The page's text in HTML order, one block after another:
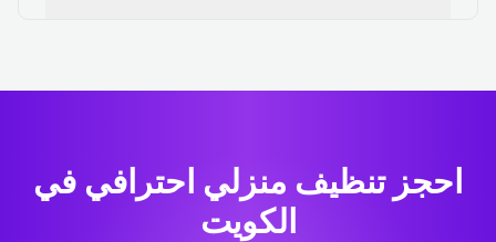
احجز تنظيف منزلي احترافي في
الكويت